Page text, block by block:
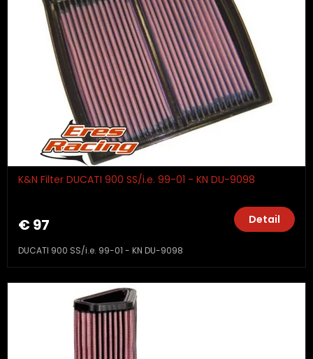
K&N Filter DUCATI 900 SS/i.e. 99-01 - KN DU-9098
€ 97 Detail
DUCATI 900 SS/i.e. 99-01 - KN DU-9098